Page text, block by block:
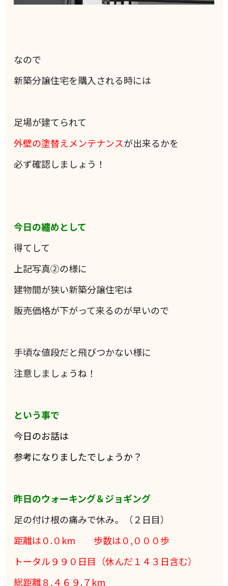
なので
新築分譲住宅を購入される時には
足場が建てられて
外壁の塗替えメンテナンスが出来るかを
必ず確認しましょう！
今日の纏めとして
得てして
上記写真②の様に
建物間が狭い新築分譲住宅は
販売価格が下がって来るのが早いので
手頃な値段だと飛びつかない様に
注意しましょうね！
という事で
今日のお話は
参考になりましたでしょうか？
昨日のウォーキング＆ジョギング
足の付け根の痛みで休み。（２日目）
距離は０.０ km 歩数は０,０００歩
トータル９９０日目（休んだ１４３日含む）
総距離８,４６９.７km